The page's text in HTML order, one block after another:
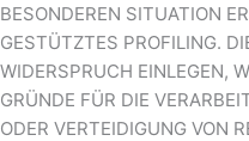
BESONDEREN SITUATION
GESTÜTZTES PROFILING.
WIDERSPRUCH EINLEGEN,
GRÜNDE FÜR DIE
ODER VERTEIDIGUNG VON